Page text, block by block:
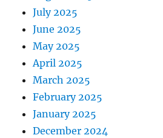
July 2025
June 2025
May 2025
April 2025
March 2025
February 2025
January 2025
December 2024